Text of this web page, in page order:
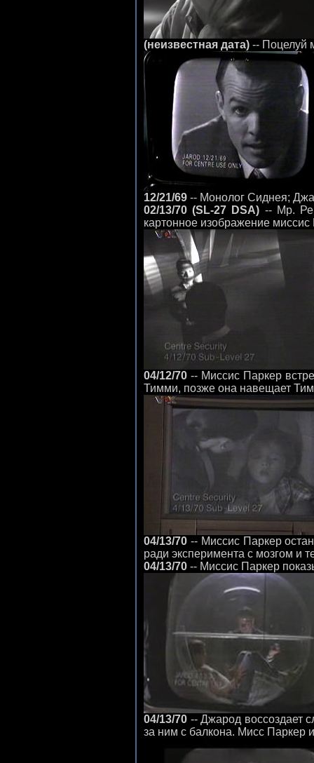
(неизвестная дата) -- Поцелуй
12/21/69 -- Монолог Сиднея;
02/13/70 (SL-27 DSA) -- Мр.
картонное изображение
04/12/70 -- Миссис Паркер
Тимми, позже она навещает
04/13/70 -- Миссис Паркер
ради эксперимента с мозгом и
04/13/70 -- Миссис Паркер
04/13/70 -- Джарод воссоздает
за ним с балкона. Мисс Паркер